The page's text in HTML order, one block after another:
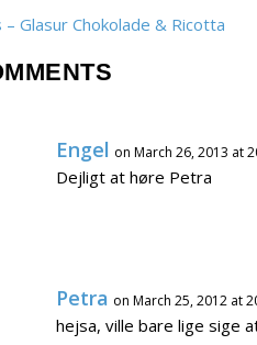
– Glasur Chokolade & Ricotta
Engel on March 26, 2013 at
Dejligt at høre Petra
Petra on March 25, 2012 at
hejsa, ville bare lige sige